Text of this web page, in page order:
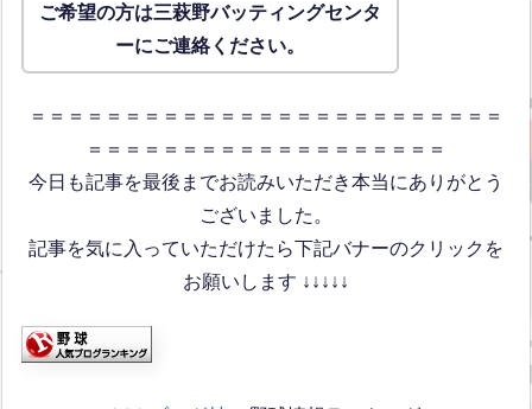
ご希望の方は三萩野バッティングセンタ
ーにご連絡ください。
＝＝＝＝＝＝＝＝＝＝＝＝＝＝＝＝＝＝＝＝＝＝＝＝＝
＝＝＝＝＝＝＝＝＝＝＝＝＝＝＝＝＝＝＝
今日も記事を最後までお読みいただき本当にありがとう
ございました。
記事を気に入っていただけたら下記バナーのクリックを
お願いします ↓↓↓↓↓